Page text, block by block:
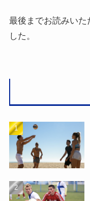
最後までお読みいた
した。